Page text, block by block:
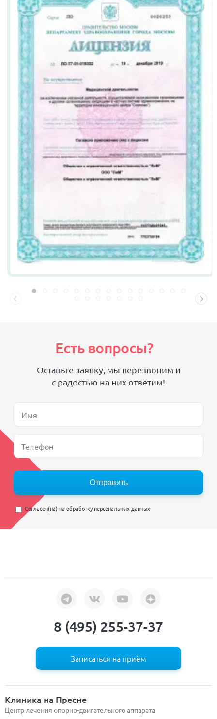
Есть вопросы?
Оставьте заявку, мы перезвоним и
с радостью на них ответим!
Отправить
Согласен(на) на обработку персональных данных
8 (495) 255-37-37
Записаться на приём
Клиника на Пресне
Центр лечения опорно-двигательного аппарата